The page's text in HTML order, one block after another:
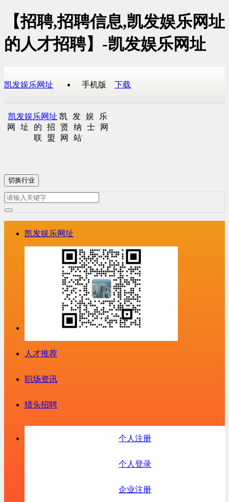
【招聘,招聘信息,凯发娱乐网址
的人才招聘】-凯发娱乐网址
凯发娱乐网址 手机版 下载
凯发娱乐网址 凯发娱乐
网址的招贤纳士网
联盟网站
切换行业
凯发娱乐网址
人才推荐
职场资讯
猎头招聘
个人注册
个人登录
企业注册